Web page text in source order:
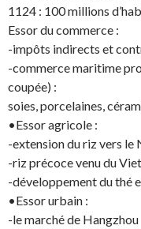
1124 : 100 millions
Essor du commerce :
-impôts indirects et
-commerce maritime
coupée) :
soies, porcelaines,
•Essor agricole :
-extension du riz vers le
-riz précoce venu du
-développement du thé
•Essor urbain :
-le marché de Hangzhou